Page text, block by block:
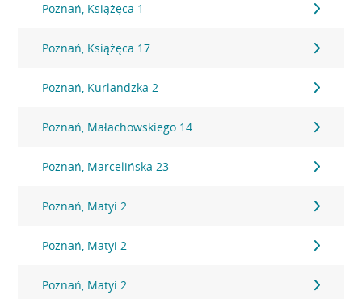
Poznań, Książęca 1
Poznań, Książęca 17
Poznań, Kurlandzka 2
Poznań, Małachowskiego 14
Poznań, Marcelińska 23
Poznań, Matyi 2
Poznań, Matyi 2
Poznań, Matyi 2